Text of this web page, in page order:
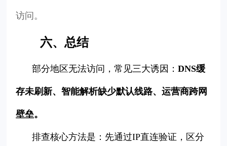
访问。
六、总结
部分地区无法访问，常见三大诱因：DNS缓
存未刷新、智能解析缺少默认线路、运营商跨网
壁垒。
排查核心方法是：先通过IP直连验证，区分